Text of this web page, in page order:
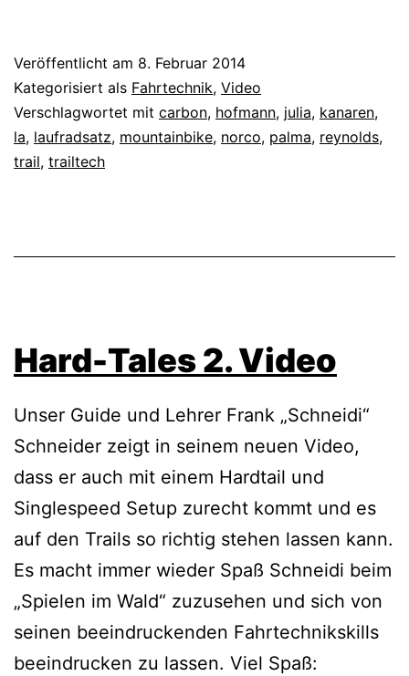
Veröffentlicht am 8. Februar 2014
Kategorisiert als Fahrtechnik, Video
Verschlagwortet mit carbon, hofmann, julia, kanaren,
la, laufradsatz, mountainbike, norco, palma, reynolds,
trail, trailtech
Hard-Tales 2. Video
Unser Guide und Lehrer Frank „Schneidi“
Schneider zeigt in seinem neuen Video,
dass er auch mit einem Hardtail und
Singlespeed Setup zurecht kommt und es
auf den Trails so richtig stehen lassen kann.
Es macht immer wieder Spaß Schneidi beim
„Spielen im Wald“ zuzusehen und sich von
seinen beeindruckenden Fahrtechnikskills
beeindrucken zu lassen. Viel Spaß: